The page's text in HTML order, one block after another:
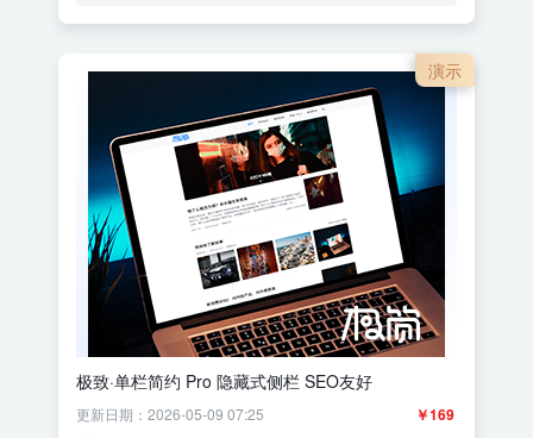
演示
极致·单栏简约 Pro 隐藏式侧栏 SEO友好
￥169
更新日期：2026-05-09 07:25